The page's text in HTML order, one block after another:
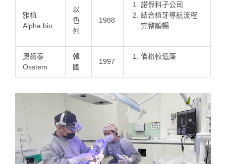
雅植
Alpha bio
以
色
列
1988
諾保科子公司
結合植牙導航流程
完整順暢
奧齒泰
Osstem
韓
國
1997
價格較低廉